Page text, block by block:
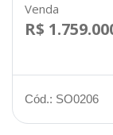
Venda
R$
Cód.: SO0206